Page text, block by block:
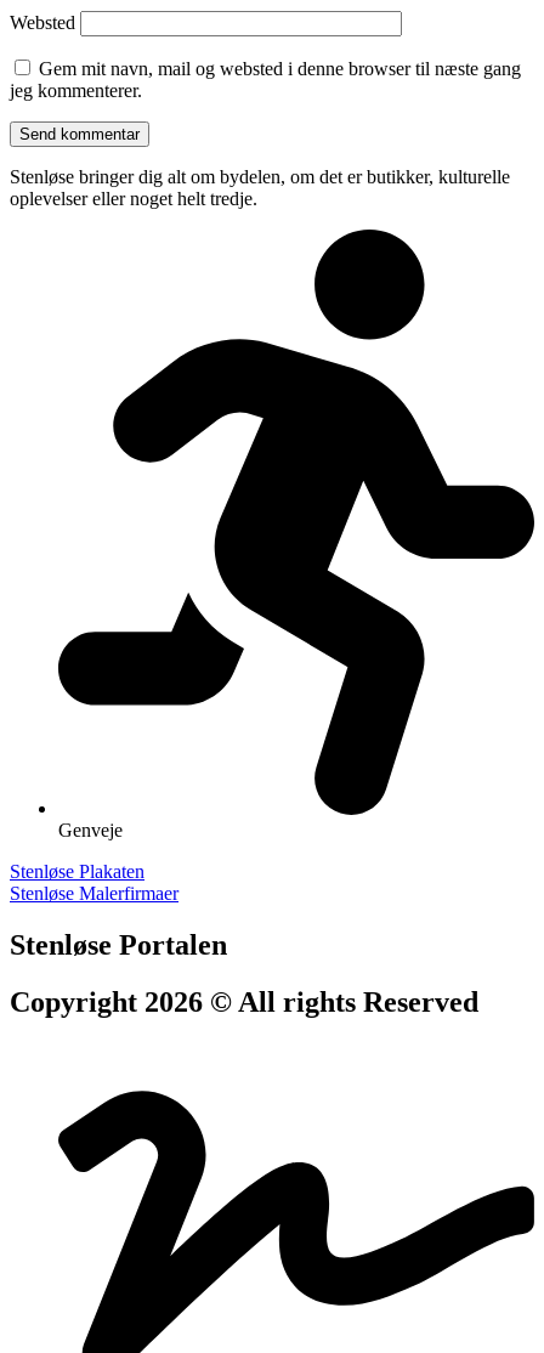
Websted
Gem mit navn, mail og websted i denne browser til næste gang
jeg kommenterer.
Stenløse bringer dig alt om bydelen, om det er butikker, kulturelle
oplevelser eller noget helt tredje.
Genveje
Stenløse Plakaten
Stenløse Malerfirmaer
Stenløse Portalen
Copyright 2026 © All rights Reserved